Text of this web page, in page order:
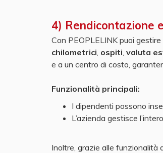
4) Rendicontazione
Con PEOPLELINK puoi
chilometrici, ospiti, valuta
e a un centro di costo,
Funzionalità principali:
I dipendenti possono
L’azienda gestisce
Inoltre, grazie alle funzionalità